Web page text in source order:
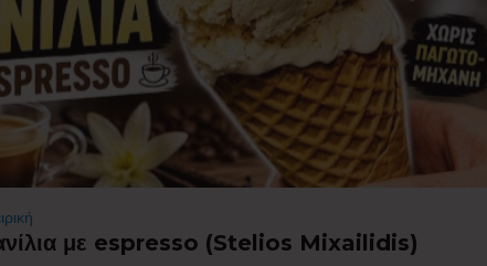
με espresso (Stelios Mixailidis)